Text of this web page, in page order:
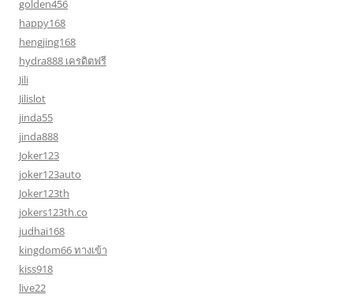
golden456
happy168
hengjing168
hydra888 เครดิตฟรี
Jili
Jilislot
jinda55
jinda888
Joker123
joker123auto
Joker123th
jokers123th.co
judhai168
kingdom66 ทางเข้า
kiss918
live22